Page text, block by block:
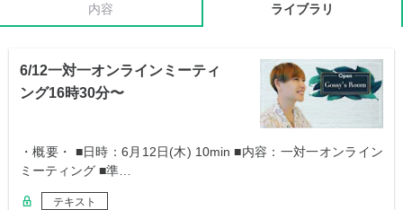
内容 ライブラリ
6/12一対一オンラインミーティ
ング16時30分〜
・概要・ ■日時：6月12日(木) 10min ■内容：一対一オンライン
ミーティング ■準…
テキスト